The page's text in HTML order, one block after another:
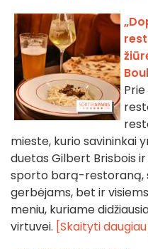
mieste, kurio savininkai
duetas Gilbert Brisbois
sporto barą-restoraną,
gerbėjams, bet ir
meniu, kuriame
virtuvei. [Skaityti